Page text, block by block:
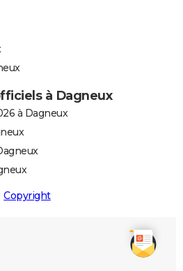
à Dagneux
à Dagneux
Copyright